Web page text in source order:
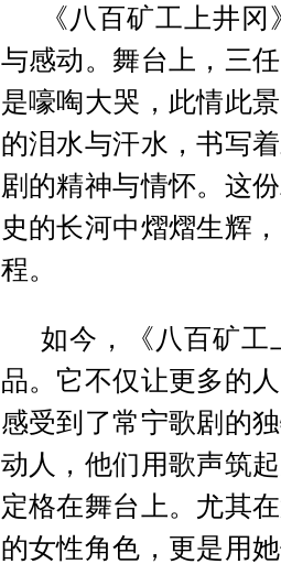
《八百矿工上井
与感动。舞台上，三
是嚎啕大哭，此情此
的泪水与汗水，书写
剧的精神与情怀。这
史的长河中熠熠生辉
程。
如今，《八百矿工
品。它不仅让更多的
感受到了常宁歌剧的
动人，他们用歌声筑
定格在舞台上。尤其
的女性角色，更是用